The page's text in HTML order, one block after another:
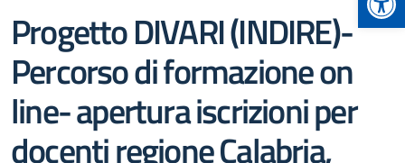
Progetto DIVARI (INDIRE)-
Percorso di formazione on
line- apertura iscrizioni per
docenti regione Calabria,